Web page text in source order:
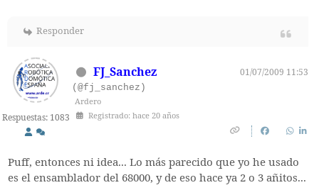
Responder
Respuestas: 1083
FJ_Sanchez
01/07/2009 11:53
(@fj_sanchez)
Ardero
Registrado: hace 20 años
Puff, entonces ni idea... Lo más parecido que yo he usado
es el ensamblador del 68000, y de eso hace ya 2 o 3 añitos...